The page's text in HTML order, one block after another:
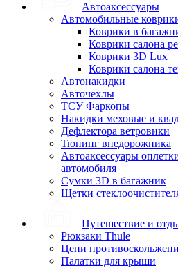
Автоаксессуары
Автомобильные
Коврики в
Коврики салона
Коврики 3D Lux
Коврики салона
Автонакидки
Авточехлы
ТСУ Фаркопы
Накидки меховые и
Дефлектора ветровики
Тюнинг внедорожника
Автоаксессуары
автомобиля
Сумки 3D в багажник
Щетки
Путешествие и
Рюкзаки Thule
Цепи
Палатки для крыши